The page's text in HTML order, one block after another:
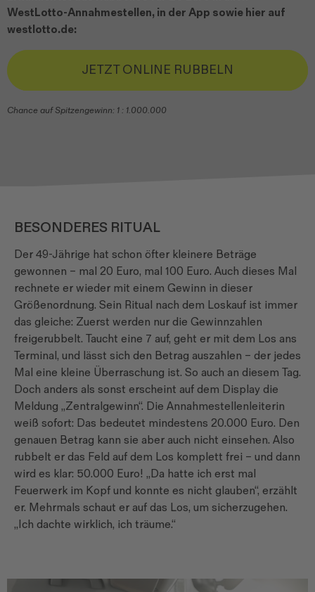
WestLotto-Annahmestellen, in der App sowie hier auf
westlotto.de:
JETZT ONLINE RUBBELN
Chance auf Spitzengewinn: 1 : 1.000.000
BESONDERES RITUAL
Der 49-Jährige hat schon öfter kleinere Beträge
gewonnen – mal 20 Euro, mal 100 Euro. Auch dieses Mal
rechnete er wieder mit einem Gewinn in dieser
Größenordnung. Sein Ritual nach dem Loskauf ist immer
das gleiche: Zuerst werden nur die Gewinnzahlen
freigerubbelt. Taucht eine 7 auf, geht er mit dem Los ans
Terminal, und lässt sich den Betrag auszahlen – der jedes
Mal eine kleine Überraschung ist. So auch an diesem Tag.
Doch anders als sonst erscheint auf dem Display die
Meldung „Zentralgewinn“. Die Annahmestellenleiterin
weiß sofort: Das bedeutet mindestens 20.000 Euro. Den
genauen Betrag kann sie aber auch nicht einsehen. Also
rubbelt er das Feld auf dem Los komplett frei – und dann
wird es klar: 50.000 Euro! „Da hatte ich erst mal
Feuerwerk im Kopf und konnte es nicht glauben“, erzählt
er. Mehrmals schaut er auf das Los, um sicherzugehen.
„Ich dachte wirklich, ich träume.“